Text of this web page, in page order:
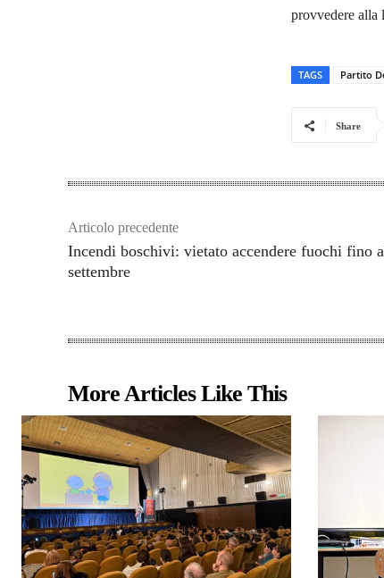
provvedere alla
TAGS Partito
Share
Articolo precedente
Incendi boschivi: vietato accendere fuochi fino
settembre
More Articles Like This